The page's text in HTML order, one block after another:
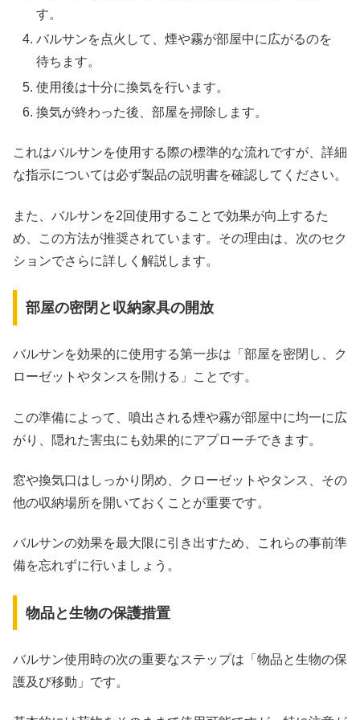
す。
バルサンを点火して、煙や霧が部屋中に広がるのを
待ちます。
使用後は十分に換気を行います。
換気が終わった後、部屋を掃除します。
これはバルサンを使用する際の標準的な流れですが、詳細
な指示については必ず製品の説明書を確認してください。
また、バルサンを2回使用することで効果が向上するた
め、この方法が推奨されています。その理由は、次のセク
ションでさらに詳しく解説します。
部屋の密閉と収納家具の開放
バルサンを効果的に使用する第一歩は「部屋を密閉し、ク
ローゼットやタンスを開ける」ことです。
この準備によって、噴出される煙や霧が部屋中に均一に広
がり、隠れた害虫にも効果的にアプローチできます。
窓や換気口はしっかり閉め、クローゼットやタンス、その
他の収納場所を開いておくことが重要です。
バルサンの効果を最大限に引き出すため、これらの事前準
備を忘れずに行いましょう。
物品と生物の保護措置
バルサン使用時の次の重要なステップは「物品と生物の保
護及び移動」です。